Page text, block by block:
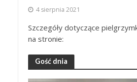
4 sierpnia 2021
Szczegóły dotyczące
na stronie:
Gość dnia